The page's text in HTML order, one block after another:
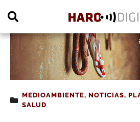
MEDIOAMBIENTE, NOTICIAS,
SALUD